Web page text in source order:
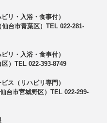
リ・入浴・食事付）
仙台市青葉区）TEL 022-281-
リ・入浴・食事付）
区）TEL 022-393-8749
ス（リハビリ専門）
仙台市宮城野区）TEL 022-299-